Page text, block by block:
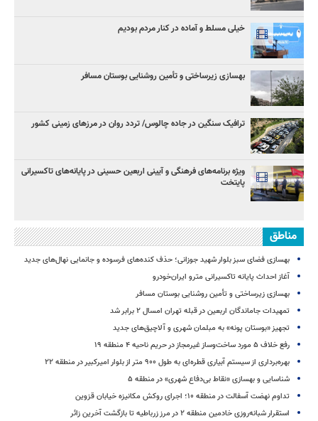
خیلی مسلط و آماده در کنار مردم بودیم
بهسازی زیرساختی و تأمین روشنایی بوستان مسافر
ترافیک سنگین در جاده چالوس/ تردد روان در مرزهای زمینی کشور
ویژه برنامه‌های فرهنگی و آیینی اربعین حسینی در پایانه‌های تاکسیرانی
پایتخت
مناطق
بهسازی فضای سبز بلوار شهید جوزانی؛ حذف کنده‌های فرسوده و جانمایی نهال‌های جدید
آغاز احداث پایانه تاکسیرانی مترو ایران‌خودرو
بهسازی زیرساختی و تأمین روشنایی بوستان مسافر
تمهیدات جاماندگان اربعین در قبله تهران امسال ۲ برابر شد
تجهیز «بوستان پونه» به مبلمان شهری و آلاچیق‌های جدید
رفع خلاف ۵ مورد ساخت‌وساز غیرمجاز در حریم ناحیه ۴ منطقه ۱۹
بهره‌برداری از سیستم آبیاری قطره‌ای به طول ۹۰۰ متر از بلوار امیرکبیر در منطقه ۲۲
شناسایی و بهسازی «نقاط بی‌دفاع شهری» در منطقه ۵
تداوم نهضت آسفالت در منطقه ۱۰؛ اجرای روکش مکانیزه خیابان قزوین
استقرار شبانه‌روزی خادمین منطقه ۲ در مرز زرباطیه تا بازگشت آخرین زائر